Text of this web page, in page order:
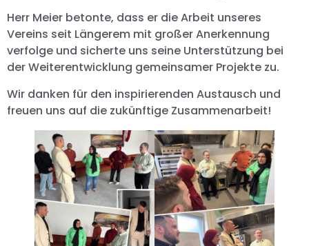
Herr Meier betonte, dass er die Arbeit unseres
Vereins seit Längerem mit großer Anerkennung
verfolge und sicherte uns seine Unterstützung bei
der Weiterentwicklung gemeinsamer Projekte zu.
Wir danken für den inspirierenden Austausch und
freuen uns auf die zukünftige Zusammenarbeit!